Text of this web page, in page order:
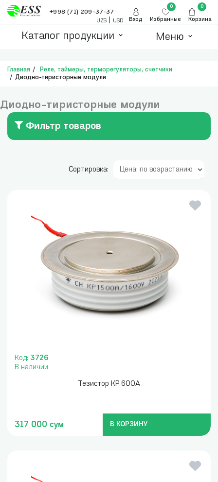
+998 (71) 209-37-37
UZS USD Вход Избранные
0
Корзина
0
Каталог продукции Меню
Главная
Реле, таймеры, терморегуляторы, счетчики
Диодно-тиристорные модули
Диодно-тиристорные модули
Фильтр товаров
Сортировка:
Код: 3726
В наличии
Тезистор KP 600A
317 000 сум В КОРЗИНУ